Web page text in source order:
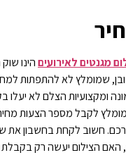
מגנטים לאירועיםהינו שוק
שמומלץ לא להתפתות
ומקצועיות הצלם לא יעלו
לקבל מספר הצעות
חשוב לקחת בחשבון את
האם הצילום יעשה רק